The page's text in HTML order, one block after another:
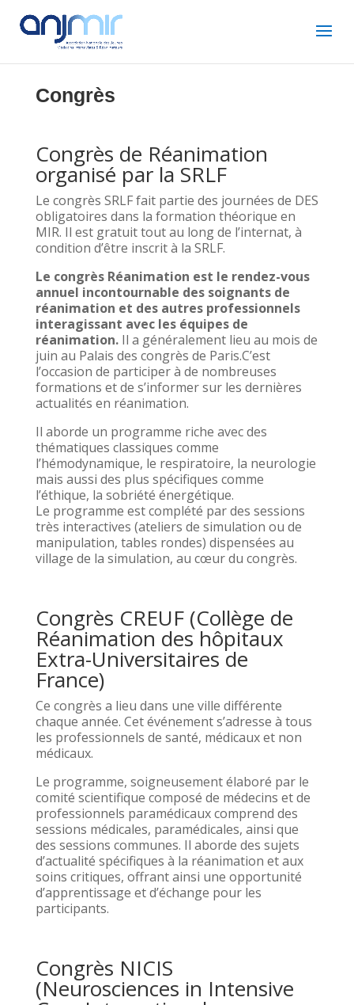
Congrès
Congrès de Réanimation
organisé par la SRLF
Le congrès SRLF fait partie des journées de DES
obligatoires dans la formation théorique en
MIR. Il est gratuit tout au long de l’internat, à
condition d’être inscrit à la SRLF.
Le congrès Réanimation est le rendez-vous
annuel incontournable des soignants de
réanimation et des autres professionnels
interagissant avec les équipes de
réanimation.Il a généralement lieu au mois de
juin au Palais des congrès de Paris.C’est
l’occasion de participer à de nombreuses
formations et de s’informer sur les dernières
actualités en réanimation.
Il aborde un programme riche avec des
thématiques classiques comme
l’hémodynamique, le respiratoire, la neurologie
mais aussi des plus spécifiques comme
l’éthique, la sobriété énergétique.
Le programme est complété par des sessions
très interactives (ateliers de simulation ou de
manipulation, tables rondes) dispensées au
village de la simulation, au cœur du congrès.
Congrès CREUF (Collège de
Réanimation des hôpitaux
Extra-Universitaires de
France)
Ce congrès a lieu dans une ville différente
chaque année. Cet événement s’adresse à tous
les professionnels de santé, médicaux et non
médicaux.
Le programme, soigneusement élaboré par le
comité scientifique composé de médecins et de
professionnels paramédicaux comprend des
sessions médicales, paramédicales, ainsi que
des sessions communes. Il aborde des sujets
d’actualité spécifiques à la réanimation et aux
soins critiques, offrant ainsi une opportunité
d’apprentissage et d’échange pour les
participants.
Congrès NICIS
(Neurosciences in Intensive